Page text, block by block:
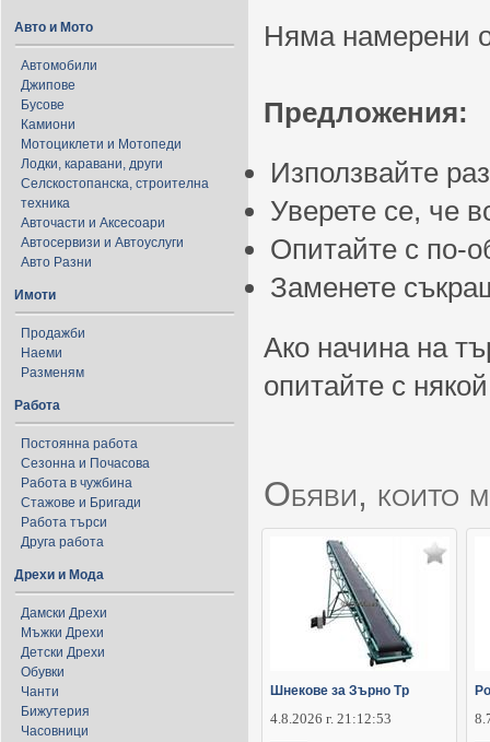
Авто и Мото
Автомобили
Джипове
Бусове
Камиони
Мотоциклети и Мотопеди
Лодки, каравани, други
Селскостопанска, строителна
техника
Авточасти и Аксесоари
Автосервизи и Автоуслуги
Авто Разни
Имоти
Продажби
Наеми
Разменям
Работа
Постоянна работа
Сезонна и Почасова
Работа в чужбина
Стажове и Бригади
Работа търси
Друга работа
Дрехи и Мода
Дамски Дрехи
Мъжки Дрехи
Детски Дрехи
Обувки
Чанти
Бижутерия
Часовници
Няма намерени
Предложения:
Използвайте
Уверете се, че
Опитайте с по-
Заменете
Ако начина на
опитайте с
Обяви, които
Шнекове за Зърно Тр
4.8.2026 г. 21:12:53